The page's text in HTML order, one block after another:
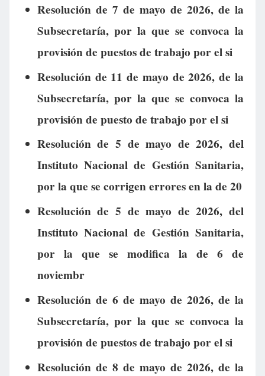
Resolución de 7 de mayo de 2026, de la
Subsecretaría, por la que se convoca la
provisión de puestos de trabajo por el si
Resolución de 11 de mayo de 2026, de la
Subsecretaría, por la que se convoca la
provisión de puesto de trabajo por el si
Resolución de 5 de mayo de 2026, del
Instituto Nacional de Gestión Sanitaria,
por la que se corrigen errores en la de 20
Resolución de 5 de mayo de 2026, del
Instituto Nacional de Gestión Sanitaria,
por la que se modifica la de 6 de
noviembr
Resolución de 6 de mayo de 2026, de la
Subsecretaría, por la que se convoca la
provisión de puestos de trabajo por el si
Resolución de 8 de mayo de 2026, de la